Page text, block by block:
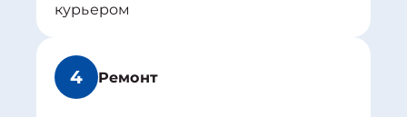
курьером
4 Ремонт